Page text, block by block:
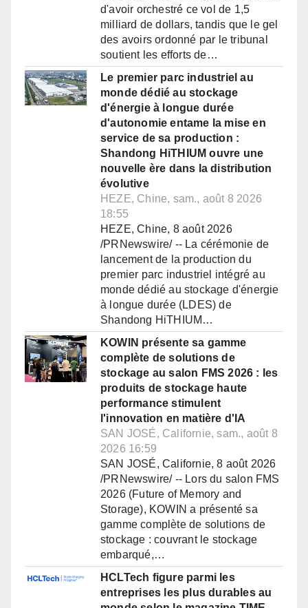
d'avoir orchestré ce vol de 1,5
milliard de dollars, tandis que le gel
des avoirs ordonné par le tribunal
soutient les efforts de…
Le premier parc industriel au
monde dédié au stockage
d'énergie à longue durée
d'autonomie entame la mise en
service de sa production :
Shandong HiTHIUM ouvre une
nouvelle ère dans la distribution
évolutive
HEZE, Chine, sam., août 8 2026
18:55
HEZE, Chine, 8 août 2026
/PRNewswire/ -- La cérémonie de
lancement de la production du
premier parc industriel intégré au
monde dédié au stockage d'énergie
à longue durée (LDES) de
Shandong HiTHIUM…
KOWIN présente sa gamme
complète de solutions de
stockage au salon FMS 2026 : les
produits de stockage haute
performance stimulent
l'innovation en matière d'IA
SAN JOSÉ, Californie, sam., août 8
2026 16:59
SAN JOSÉ, Californie, 8 août 2026
/PRNewswire/ -- Lors du salon FMS
2026 (Future of Memory and
Storage), KOWIN a présenté sa
gamme complète de solutions de
stockage : couvrant le stockage
embarqué,…
HCLTech figure parmi les
entreprises les plus durables au